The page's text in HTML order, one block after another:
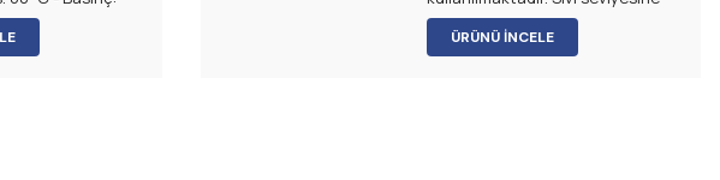
göre boru boyunca hareket
eden şamandıra içindeki
ÜRÜNÜ İNCELE